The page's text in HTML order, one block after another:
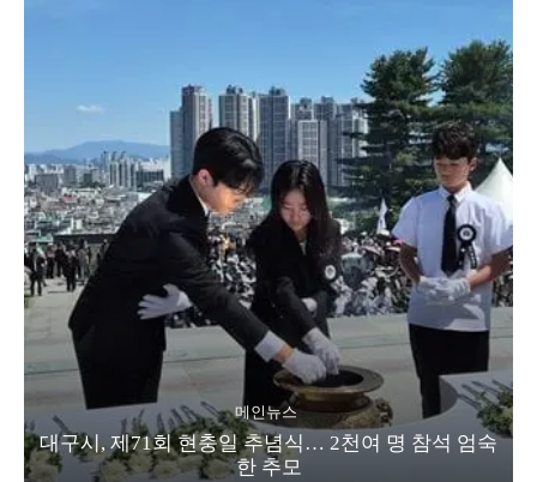
메인뉴스
대구시, 제71회 현충일 추념식… 2천여 명 참석 엄숙
한 추모